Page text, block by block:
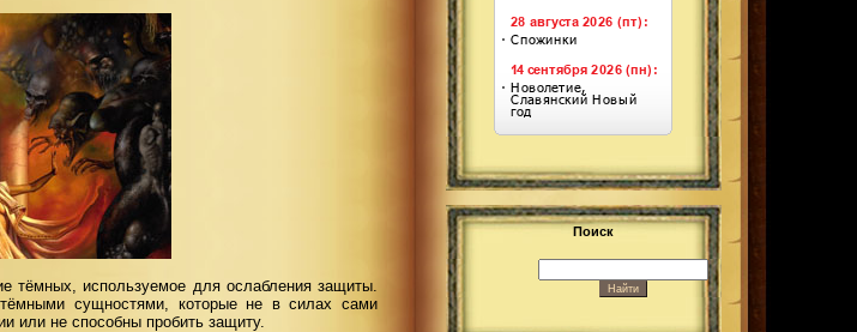
тёмных, используемое для ослабления защиты.
сущностями, которые не в силах сами
или не способны пробить защиту.
Поиск